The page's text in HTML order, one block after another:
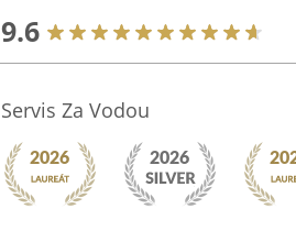
9.6
Servis Za Vodou